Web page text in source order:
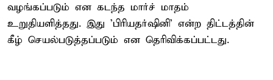
வழங்கப்படும் என கடந்த மார்ச் மாதம்
உறுதியளித்தது. இது 'பிரியதர்ஷினி’ என்ற திட்டத்தின்
கீழ் செயல்படுத்தப்படும் என தெரிவிக்கப்பட்டது.